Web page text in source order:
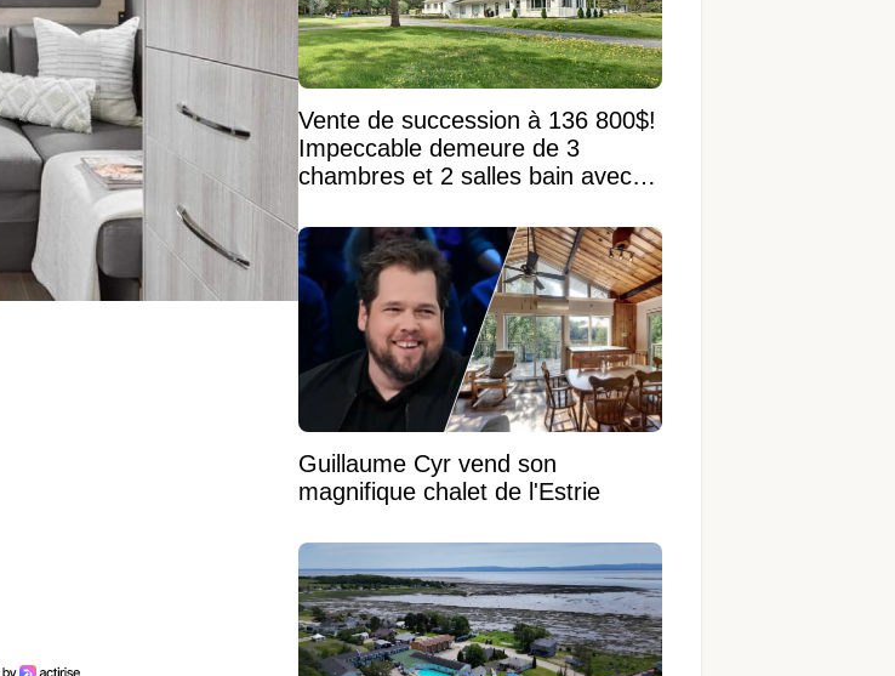
Vente de succession à 136 800$!
Impeccable demeure de 3
chambres et 2 salles bain avec
Guillaume Cyr vend son
magnifique chalet de l'Estrie